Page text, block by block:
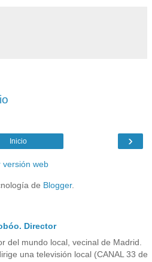
›
Inicio
versión web
de Blogger.
Director
del mundo local, vecinal de Madrid.
una televisión local (CANAL 33 de